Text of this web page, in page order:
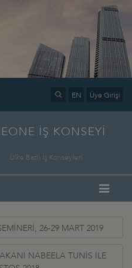
EN Üye Girişi
İŞ KONSEYİ
Ülke Bazlı İş Konseyleri
26-29 MART 2019
NABEELA TUNİS İLE